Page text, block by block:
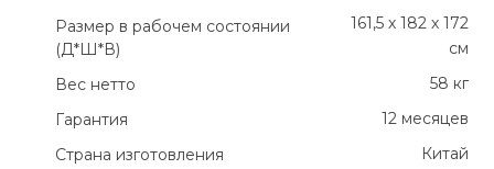
Размер в рабочем состоянии
(Д*Ш*В)
161,5 х 182 х 172
см
Вес нетто
58 кг
Гарантия
12 месяцев
Страна изготовления
Китай